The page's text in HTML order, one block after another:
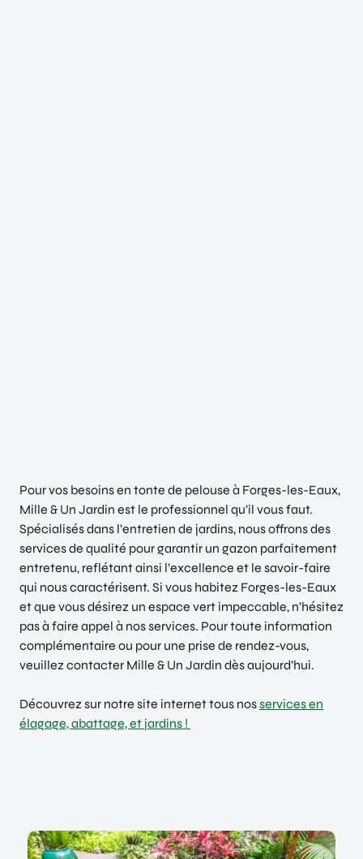
Pour vos besoins en tonte de pelouse à Forges-les-Eaux,
Mille & Un Jardin est le professionnel qu’il vous faut.
Spécialisés dans l’entretien de jardins, nous offrons des
services de qualité pour garantir un gazon parfaitement
entretenu, reflétant ainsi l’excellence et le savoir-faire
qui nous caractérisent. Si vous habitez Forges-les-Eaux
et que vous désirez un espace vert impeccable, n’hésitez
pas à faire appel à nos services. Pour toute information
complémentaire ou pour une prise de rendez-vous,
veuillez contacter Mille & Un Jardin dès aujourd’hui.
Découvrez sur notre site internet tous nosservices en
élagage, abattage, et jardins !